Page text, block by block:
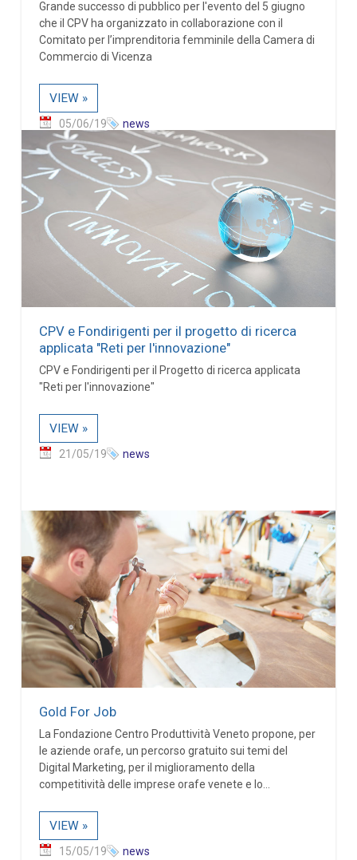
Grande successo di pubblico per l'evento del 5 giugno
che il CPV ha organizzato in collaborazione con il
Comitato per l’imprenditoria femminile della Camera di
Commercio di Vicenza
VIEW »
05/06/19 news
CPV e Fondirigenti per il progetto di ricerca
applicata "Reti per l'innovazione"
CPV e Fondirigenti per il Progetto di ricerca applicata
"Reti per l'innovazione"
VIEW »
21/05/19 news
Gold For Job
La Fondazione Centro Produttività Veneto propone, per
le aziende orafe, un percorso gratuito sui temi del
Digital Marketing, per il miglioramento della
competitività delle imprese orafe venete e lo...
VIEW »
15/05/19 news